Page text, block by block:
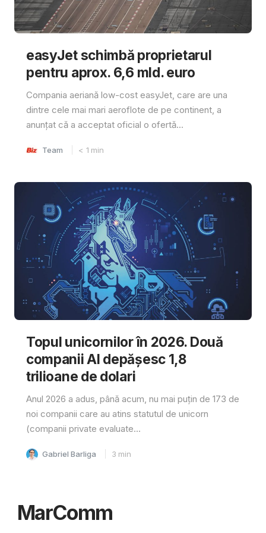
easyJet schimbă proprietarul
pentru aprox. 6,6 mld. euro
Compania aeriană low-cost easyJet, care are una
dintre cele mai mari aeroflote de pe continent, a
anunțat că a acceptat oficial o ofertă...
Team < 1 min
Topul unicornilor în 2026. Două
companii AI depășesc 1,8
trilioane de dolari
Anul 2026 a adus, până acum, nu mai puțin de 173 de
noi companii care au atins statutul de unicorn
(companii private evaluate...
Gabriel Barliga 3 min
MarComm